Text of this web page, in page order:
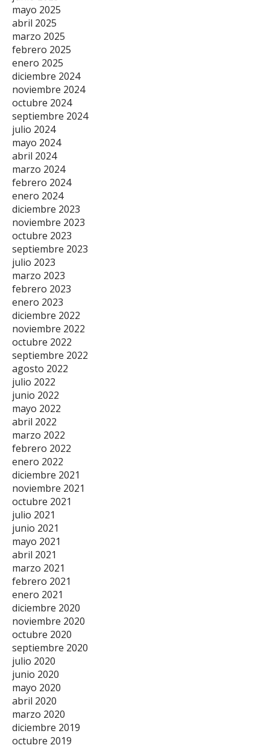
mayo 2025
abril 2025
marzo 2025
febrero 2025
enero 2025
diciembre 2024
noviembre 2024
octubre 2024
septiembre 2024
julio 2024
mayo 2024
abril 2024
marzo 2024
febrero 2024
enero 2024
diciembre 2023
noviembre 2023
octubre 2023
septiembre 2023
julio 2023
marzo 2023
febrero 2023
enero 2023
diciembre 2022
noviembre 2022
octubre 2022
septiembre 2022
agosto 2022
julio 2022
junio 2022
mayo 2022
abril 2022
marzo 2022
febrero 2022
enero 2022
diciembre 2021
noviembre 2021
octubre 2021
julio 2021
junio 2021
mayo 2021
abril 2021
marzo 2021
febrero 2021
enero 2021
diciembre 2020
noviembre 2020
octubre 2020
septiembre 2020
julio 2020
junio 2020
mayo 2020
abril 2020
marzo 2020
diciembre 2019
octubre 2019